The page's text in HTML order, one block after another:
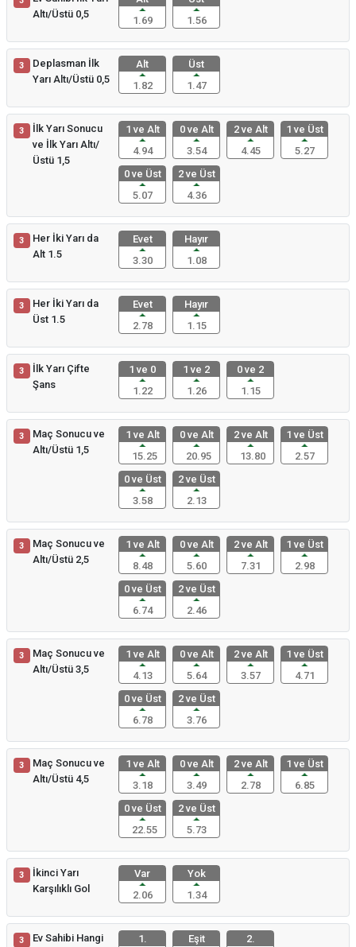
Altı/Üstü 0,5
1.69
1.56
3
Deplasman İlk
Yarı Altı/Üstü 0,5
Alt
1.82
Üst
1.47
3
İlk Yarı Sonucu
ve İlk Yarı Altı/
Üstü 1,5
1 ve Alt
4.94
0 ve Alt
3.54
2 ve Alt
4.45
1 ve Üst
5.27
0 ve Üst
5.07
2 ve Üst
4.36
3
Her İki Yarı da
Alt 1.5
Evet
3.30
Hayır
1.08
3
Her İki Yarı da
Üst 1.5
Evet
2.78
Hayır
1.15
3
İlk Yarı Çifte
Şans
1 ve 0
1.22
1 ve 2
1.26
0 ve 2
1.15
3
Maç Sonucu ve
Altı/Üstü 1,5
1 ve Alt
15.25
0 ve Alt
20.95
2 ve Alt
13.80
1 ve Üst
2.57
0 ve Üst
3.58
2 ve Üst
2.13
3
Maç Sonucu ve
Altı/Üstü 2,5
1 ve Alt
8.48
0 ve Alt
5.60
2 ve Alt
7.31
1 ve Üst
2.98
0 ve Üst
6.74
2 ve Üst
2.46
3
Maç Sonucu ve
Altı/Üstü 3,5
1 ve Alt
4.13
0 ve Alt
5.64
2 ve Alt
3.57
1 ve Üst
4.71
0 ve Üst
6.78
2 ve Üst
3.76
3
Maç Sonucu ve
Altı/Üstü 4,5
1 ve Alt
3.18
0 ve Alt
3.49
2 ve Alt
2.78
1 ve Üst
6.85
0 ve Üst
22.55
2 ve Üst
5.73
3
İkinci Yarı
Karşılıklı Gol
Var
2.06
Yok
1.34
3
Ev Sahibi Hangi
1.
Eşit
2.